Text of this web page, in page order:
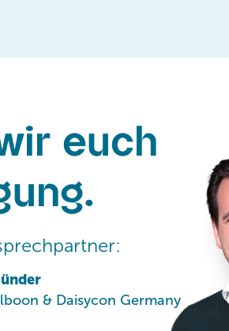
euch
& Daisycon Germany